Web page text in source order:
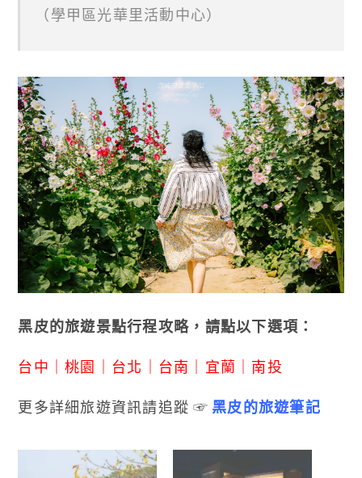
（學甲區光華里活動中心）
黑皮的旅遊景點行程攻略，請點以下選項：
台中 ｜桃園 台北 台南 宜蘭 南投
更多詳細旅遊資訊請追蹤 ☞ 黑皮的旅遊筆記